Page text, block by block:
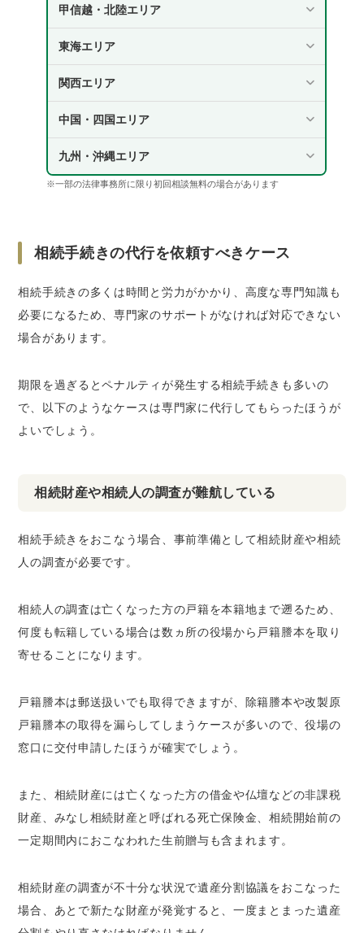
甲信越・北陸エリア
東海エリア
関西エリア
中国・四国エリア
九州・沖縄エリア
※一部の法律事務所に限り初回相談無料の場合があります
相続手続きの代行を依頼すべきケース
相続手続きの多くは時間と労力がかかり、高度な専門知識も
必要になるため、専門家のサポートがなければ対応できない
場合があります。
期限を過ぎるとペナルティが発生する相続手続きも多いの
で、以下のようなケースは専門家に代行してもらったほうが
よいでしょう。
相続財産や相続人の調査が難航している
相続手続きをおこなう場合、事前準備として相続財産や相続
人の調査が必要です。
相続人の調査は亡くなった方の戸籍を本籍地まで遡るため、
何度も転籍している場合は数ヵ所の役場から戸籍謄本を取り
寄せることになります。
戸籍謄本は郵送扱いでも取得できますが、除籍謄本や改製原
戸籍謄本の取得を漏らしてしまうケースが多いので、役場の
窓口に交付申請したほうが確実でしょう。
また、相続財産には亡くなった方の借金や仏壇などの非課税
財産、みなし相続財産と呼ばれる死亡保険金、相続開始前の
一定期間内におこなわれた生前贈与も含まれます。
相続財産の調査が不十分な状況で遺産分割協議をおこなった
場合、あとで新たな財産が発覚すると、一度まとまった遺産